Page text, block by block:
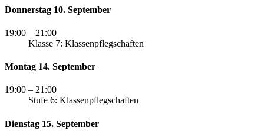
Donnerstag 10. September
19:00 – 21:00
Klasse 7: Klassenpflegschaften
Montag 14. September
19:00 – 21:00
Stufe 6: Klassenpflegschaften
Dienstag 15. September